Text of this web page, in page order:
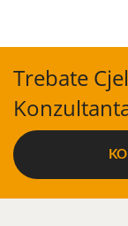
Trebate